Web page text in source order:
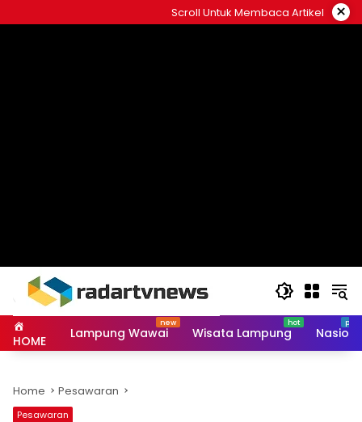
to
Scroll Untuk Membaca Artikel ×
HOME Lampung Wawai Wisata Lampung
Home Pesawaran
Pesawaran